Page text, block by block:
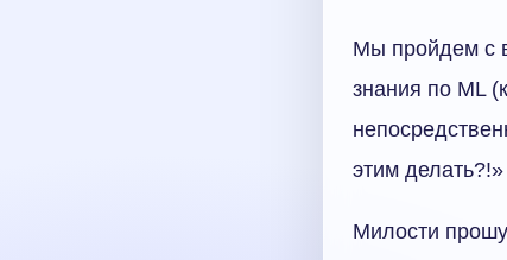
Мы пройдем с
знания по ML
этим делать?!»
Милости